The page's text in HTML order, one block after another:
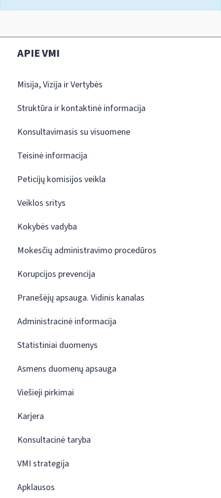
APIE VMI
Misija, Vizija ir Vertybės
Struktūra ir kontaktinė informacija
Konsultavimasis su visuomene
Teisinė informacija
Peticijų komisijos veikla
Veiklos sritys
Kokybės vadyba
Mokesčių administravimo procedūros
Korupcijos prevencija
Pranešėjų apsauga. Vidinis kanalas
Administracinė informacija
Statistiniai duomenys
Asmens duomenų apsauga
Viešieji pirkimai
Karjera
Konsultacinė taryba
VMI strategija
Apklausos